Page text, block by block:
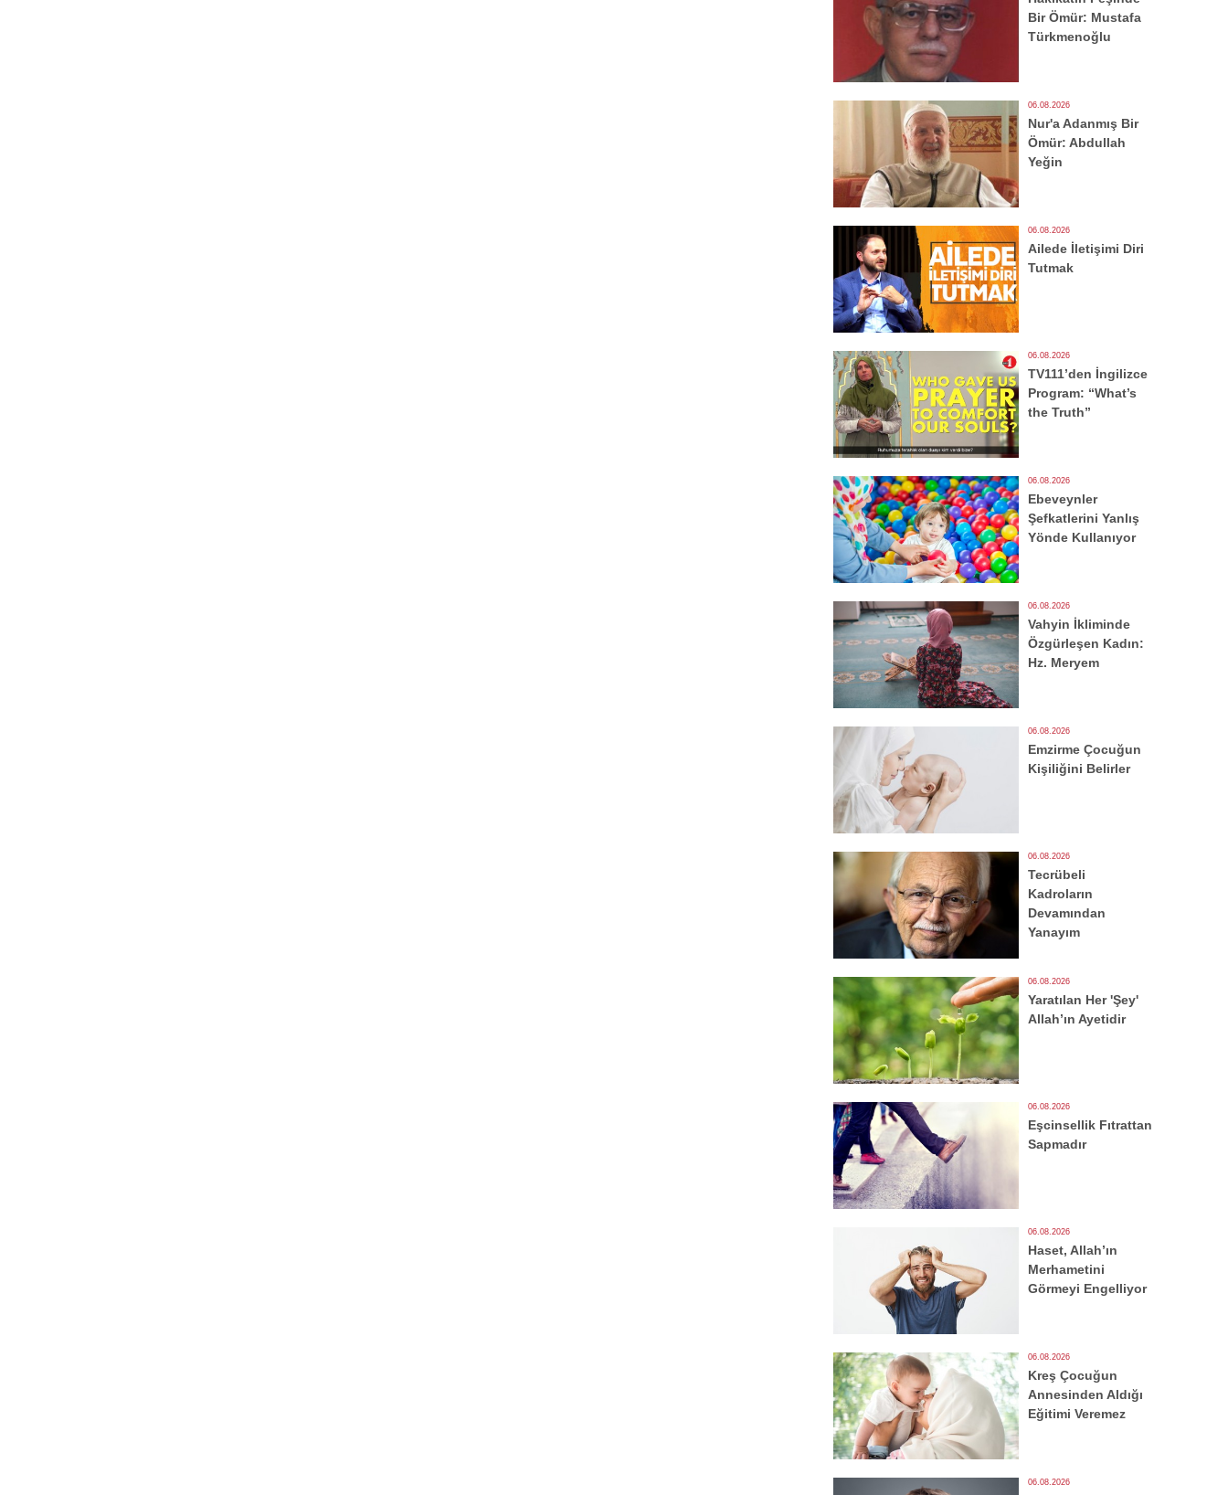
Bir Ömür: Mustafa
Türkmenoğlu
06.08.2026
Nur'a Adanmış Bir
Ömür: Abdullah
Yeğin
06.08.2026
Ailede İletişimi Diri
Tutmak
06.08.2026
TV111’den İngilizce
Program: “What’s
the Truth”
06.08.2026
Ebeveynler
Şefkatlerini Yanlış
Yönde Kullanıyor
06.08.2026
Vahyin İkliminde
Özgürleşen Kadın:
Hz. Meryem
06.08.2026
Emzirme Çocuğun
Kişiliğini Belirler
06.08.2026
Tecrübeli
Kadroların
Devamından
Yanayım
06.08.2026
Yaratılan Her 'Şey'
Allah’ın Ayetidir
06.08.2026
Eşcinsellik Fıtrattan
Sapmadır
06.08.2026
Haset, Allah’ın
Merhametini
Görmeyi Engelliyor
06.08.2026
Kreş Çocuğun
Annesinden Aldığı
Eğitimi Veremez
06.08.2026